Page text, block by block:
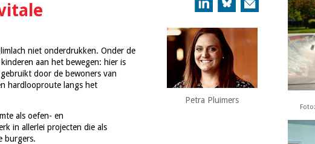
Petra Pluimers
niet onderdrukken. Onder de
aan het bewegen: hier is
door de bewoners van
hardlooproute langs het
als oefen- en
in allerlei projecten die als
burgers.